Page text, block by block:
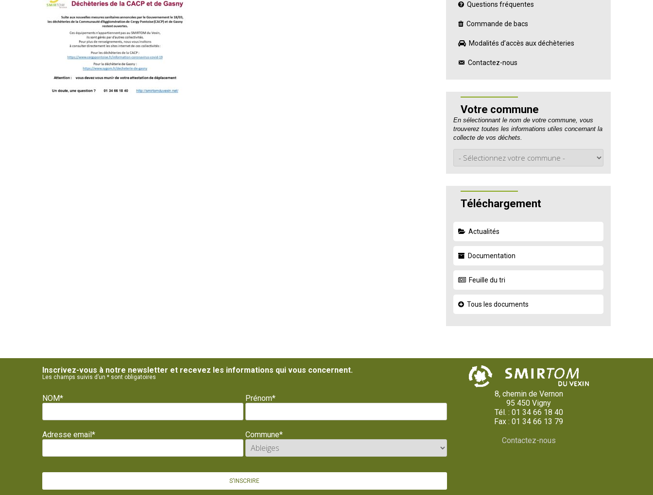
Questions fréquentes
Commande de bacs
Modalités d’accès aux déchèteries
Contactez-nous
Votre commune
En sélectionnant le nom de votre commune, vous
trouverez toutes les informations utiles concernant la
collecte de vos déchets.
Téléchargement
Actualités
Documentation
Feuille du tri
Tous les documents
Inscrivez-vous à notre newsletter et recevez les informations qui vous concernent.
Les champs suivis d’un * sont obligatoires
NOM* Prénom*
Adresse email* Commune*
8, chemin de Vernon
95 450 Vigny
Tél. : 01 34 66 18 40
Fax : 01 34 66 13 79
Contactez-nous